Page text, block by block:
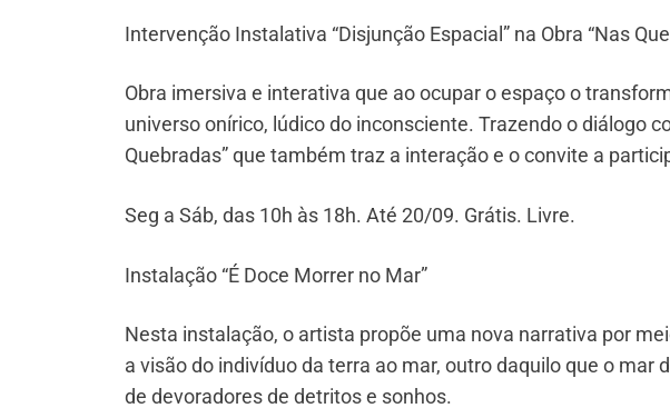
Intervenção Instalativa “Disjunção Espacial” na Obra “Nas
Obra imersiva e interativa que ao ocupar o espaço o
universo onírico, lúdico do inconsciente. Trazendo o diálogo
Quebradas” que também traz a interação e o convite a
Seg a Sáb, das 10h às 18h. Até 20/09. Grátis. Livre.
Instalação “É Doce Morrer no Mar”
Nesta instalação, o artista propõe uma nova narrativa por
a visão do indivíduo da terra ao mar, outro daquilo que o mar
de devoradores de detritos e sonhos.